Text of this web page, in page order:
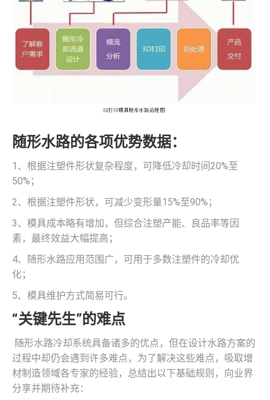
随形水路的各项优势数据：
1、根据注塑件形状复杂程度，可降低冷却时间20%至
50%；
2、根据注塑件形状，可减少变形量15%至90%；
3、模具成本略有增加，但综合注塑产能、良品率等因
素，最终效益大幅提高；
4、随形水路应用范围广，可用于多数注塑件的冷却优
化；
5、模具维护方式简易可行。
“关键先生”的难点
随形水路冷却系统具备诸多的优点，但在设计水路方案的
过程中却仍会遇到许多难点，为了解决这些难点，吸取增
材制造领域各专家的经验，总结出以下基础规则，向业界
分享并期待补充：